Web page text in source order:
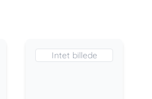
Intet billede